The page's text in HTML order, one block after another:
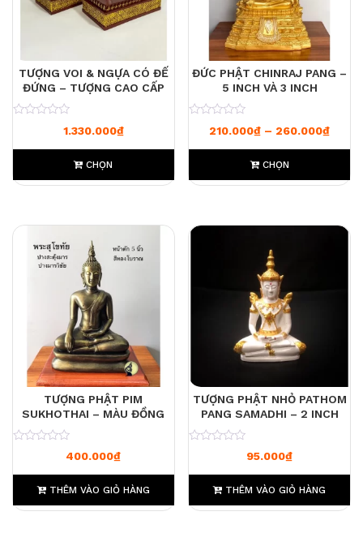
TƯỢNG VOI & NGỰA CÓ ĐẾ
ĐỨNG – TƯỢNG CAO CẤP
1.330.000₫
CHỌN
ĐỨC PHẬT CHINRAJ PANG –
5 INCH VÀ 3 INCH
210.000₫ – 260.000₫
CHỌN
TƯỢNG PHẬT PIM
SUKHOTHAI – MÀU ĐỒNG
400.000₫
THÊM VÀO GIỎ HÀNG
TƯỢNG PHẬT NHỎ PATHOM
PANG SAMADHI – 2 INCH
95.000₫
THÊM VÀO GIỎ HÀNG